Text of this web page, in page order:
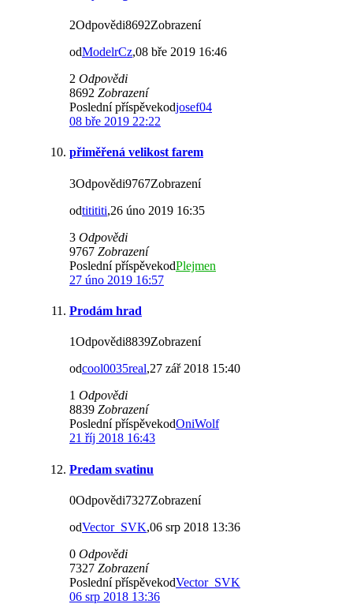
2Odpovědi8692Zobrazení
odModelrCz,08 bře 2019 16:46
2 Odpovědi
8692 Zobrazení
Poslední příspěvekodjosef04
08 bře 2019 22:22
přiměřená velikost farem
3Odpovědi9767Zobrazení
odtitititi,26 úno 2019 16:35
3 Odpovědi
9767 Zobrazení
Poslední příspěvekodPlejmen
27 úno 2019 16:57
Prodám hrad
1Odpovědi8839Zobrazení
odcool0035real,27 zář 2018 15:40
1 Odpovědi
8839 Zobrazení
Poslední příspěvekodOniWolf
21 říj 2018 16:43
Predam svatinu
0Odpovědi7327Zobrazení
odVector_SVK,06 srp 2018 13:36
0 Odpovědi
7327 Zobrazení
Poslední příspěvekodVector_SVK
06 srp 2018 13:36